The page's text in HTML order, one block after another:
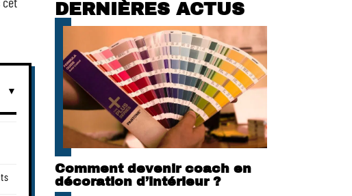
DERNIÈRES ACTUS
Comment devenir coach en
décoration d’intérieur ?